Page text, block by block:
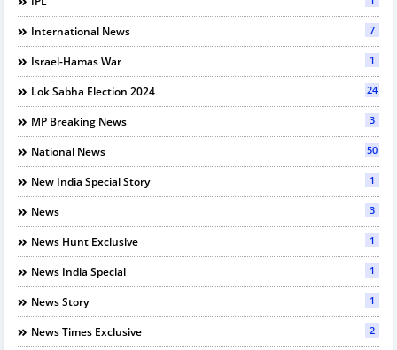
International News 7
Israel-Hamas War 1
Lok Sabha Election 2024 24
MP Breaking News 3
National News 50
New India Special Story 1
News 3
News Hunt Exclusive 1
News India Special 1
News Story 1
News Times Exclusive 2